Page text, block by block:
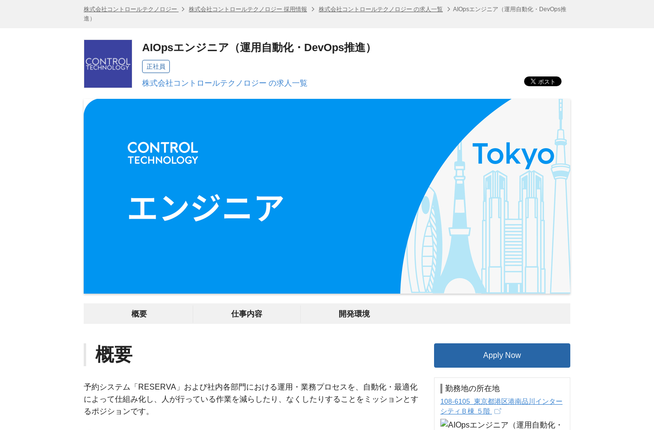
株式会社コントロールテクノロジー 株式会社コントロールテクノロジー 採用情報 株式会社コントロールテクノロジー の求人一覧
AIOpsエンジニア（運用自動化・DevOps推
進）
AIOpsエンジニア（運用自動化・DevOps推進）
正社員
株式会社コントロールテクノロジー の求人一覧
概要 仕事内容 開発環境
概要
予約システム「RESERVA」および社内各部門における運用・業務プロセスを、自動化・最適化
によって仕組み化し、人が行っている作業を減らしたり、なくしたりすることをミッションとす
るポジションです。
Apply Now
勤務地の所在地
108-6105 東京都港区港南品川インター
シティＢ棟 ５階